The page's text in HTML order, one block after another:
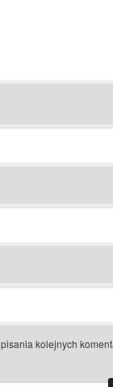
kolejnych